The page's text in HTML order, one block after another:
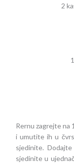
2
Rernu zagrejte na
i umutite ih u
sjedinite.
sjedinite u